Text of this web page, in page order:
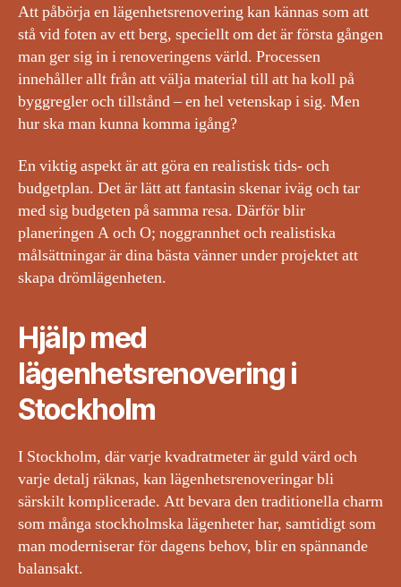
Att påbörja en lägenhetsrenovering kan kännas som att
stå vid foten av ett berg, speciellt om det är första gången
man ger sig in i renoveringens värld. Processen
innehåller allt från att välja material till att ha koll på
byggregler och tillstånd – en hel vetenskap i sig. Men
hur ska man kunna komma igång?
En viktig aspekt är att göra en realistisk tids- och
budgetplan. Det är lätt att fantasin skenar iväg och tar
med sig budgeten på samma resa. Därför blir
planeringen A och O; noggrannhet och realistiska
målsättningar är dina bästa vänner under projektet att
skapa drömlägenheten.
Hjälp med
lägenhetsrenovering i
Stockholm
I Stockholm, där varje kvadratmeter är guld värd och
varje detalj räknas, kan lägenhetsrenoveringar bli
särskilt komplicerade. Att bevara den traditionella charm
som många stockholmska lägenheter har, samtidigt som
man moderniserar för dagens behov, blir en spännande
balansakt.